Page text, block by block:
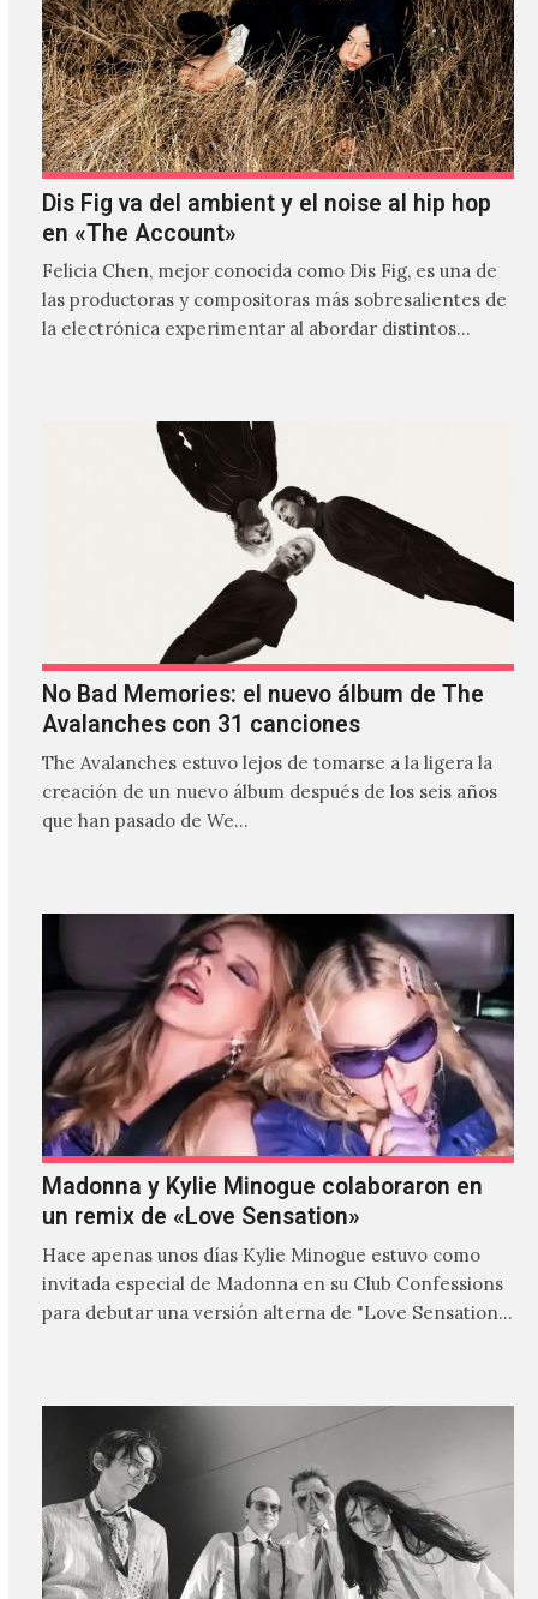
Dis Fig va del ambient y el noise al hip hop
en «The Account»
Felicia Chen, mejor conocida como Dis Fig, es una de
las productoras y compositoras más sobresalientes de
la electrónica experimentar al abordar distintos
No Bad Memories: el nuevo álbum de The
Avalanches con 31 canciones
The Avalanches estuvo lejos de tomarse a la ligera la
creación de un nuevo álbum después de los seis años
que han pasado de We…
Madonna y Kylie Minogue colaboraron en
un remix de «Love Sensation»
Hace apenas unos días Kylie Minogue estuvo como
invitada especial de Madonna en su Club Confessions
para debutar una versión alterna de "Love Sensation",